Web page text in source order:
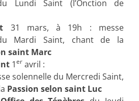
Lundi Saint (l’Onction de
31 mars, à 19h : messe
Mardi Saint, chant de la
saint Marc
1er avril :
solennelle du Mercredi Saint,
Passion selon saint Luc